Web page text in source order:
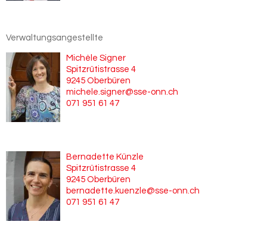
Verwaltungsangestellte
Michèle Signer
Spitzrütistrasse 4
9245 Oberbüren
michele.signer@sse-onn.ch
071 951 61 47
Bernadette Künzle
Spitzrütistrasse 4
9245 Oberbüren
bernadette.kuenzle@sse-onn.ch
071 951 61 47